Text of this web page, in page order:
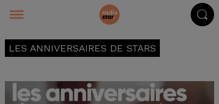
LES ANNIVERSAIRES DE STARS